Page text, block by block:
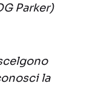
Parker)
la